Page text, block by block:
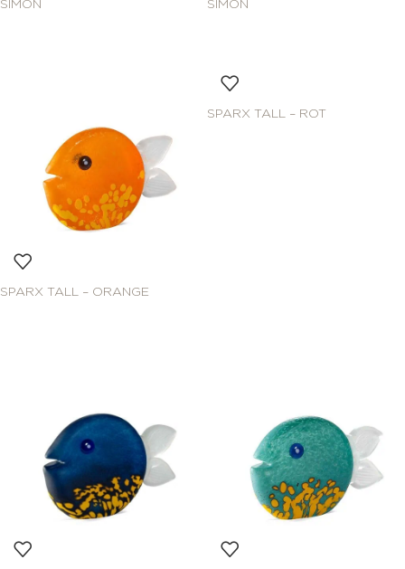
SIMON SIMON
SPARX TALL – ORANGE
SPARX TALL – ROT